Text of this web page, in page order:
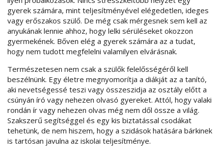
gyerek számára, mint teljesítményével elégedetlen, ideges
vagy erőszakos szülő. De még csak mérgesnek sem kell az
anyukának lennie ahhoz, hogy lelki sérüléseket okozzon
gyermekének. Bőven elég a gyerek számára az a tudat,
hogy nem tudott megfelelni valamilyen elvárásnak.
Természetesen nem csak a szülők felelősségéről kell
beszélnünk. Egy életre megnyomorítja a diákját az a tanító,
aki nevetségessé teszi vagy összeszidja az osztály előtt a
csúnyán író vagy nehezen olvasó gyereket. Attól, hogy valaki
rondán ír vagy nehezen olvas még nem dől össze a világ.
Szakszerű segítséggel és egy kis biztatással csodákat
tehetünk, de nem hiszem, hogy a szidások hatására bárkinek
is tartósan javulna az iskolai teljesítménye.